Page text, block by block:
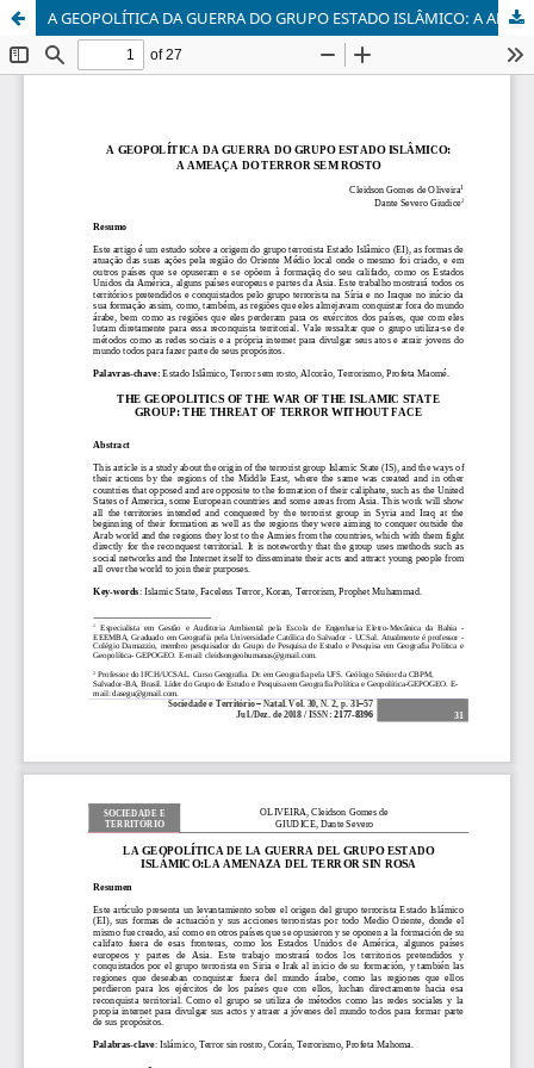
A GEOPOLÍTICA DA GUERRA DO GRUPO ESTADO ISLÂMICO: A AMEAÇA DO TERROR SEM ROSTO